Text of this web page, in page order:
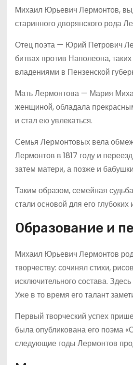
Михаил Юрьевич Лермонтов,
старинного дворянского рода
Отец поэта — Юрий Петрович
битвах против Наполеона,
владениями в Пензенской
Мать Лермонтова — Мария
женщиной, обладала
и стал ею увлекаться.
Семья Лермонтовых вела
Лермонтов в 1817 году и
затем матери, а позже и
Таким образом, семейная
стали основой для его
Образование и
Михаил Юрьевич Лермонтов
творчеству: сочинял стихи,
исключительного состава.
Уже в то время его талант
Первый творческий успех
была опубликована его поэма
следующие годы Лермонтов